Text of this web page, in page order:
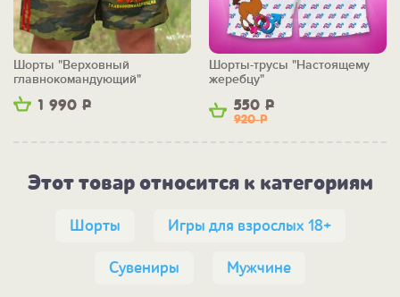
1 990 Р
Шорты "Верховный
главнокомандующий"
550 Р
920Р
Шорты-трусы "Настоящему
жеребцу"
Этот товар относится к категориям
Шорты Игры для взрослых 18+
Сувениры Мужчине